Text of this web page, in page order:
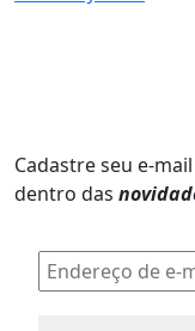
Cadastre seu e-
dentro das